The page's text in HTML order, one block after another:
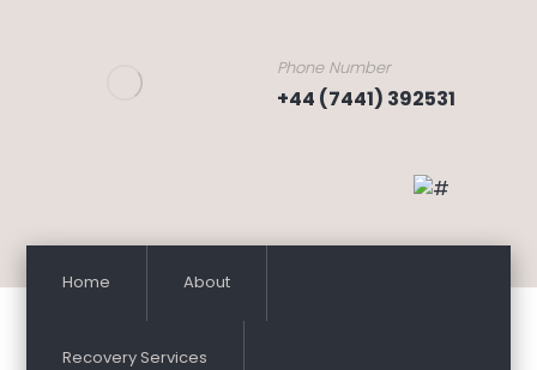
Phone Number
+44 (7441) 392531
Home About
Recovery Services